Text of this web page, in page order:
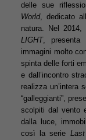
delle sue
World, dedicato
natura. Nel 2014,
LIGHT, presenta
immagini molto
spinta delle forti
e dall’incontro
realizza un’intera
“galleggianti”,
scolpiti dal vento
dalla luce,
così la serie